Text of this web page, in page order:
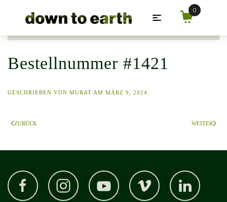
Zum Hauptinhalt springen
Bestellnummer #1421
GESCHRIEBEN VON MURAT AM MÄRZ 9, 2024
ZURÜCK WEITER